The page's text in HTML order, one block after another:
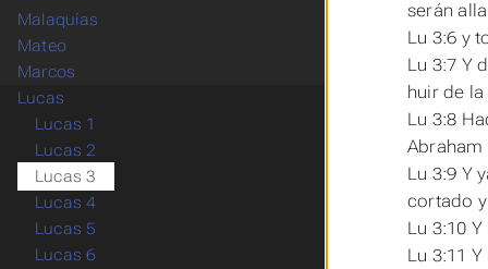
serán
Lu 3:6 y
Lu 3:7 Y
huir de
Lu 3:8
Abraham
Lu 3:9 Y
cortado
Lu 3:10
Lu 3:11
Malaquías
Mateo
Marcos
Lucas
Lucas 1
Lucas 2
Lucas 3
Lucas 4
Lucas 5
Lucas 6